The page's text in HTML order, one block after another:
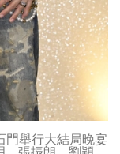
門舉行大結局晚宴